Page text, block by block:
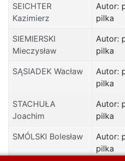
SEICHTER
Kazimierz
Autor:
pilka
SIEMIERSKI
Mieczysław
Autor:
pilka
SĄSIADEK Wacław
Autor:
pilka
STACHUŁA
Joachim
Autor:
pilka
SMÓLSKI Bolesław
Autor:
pilka